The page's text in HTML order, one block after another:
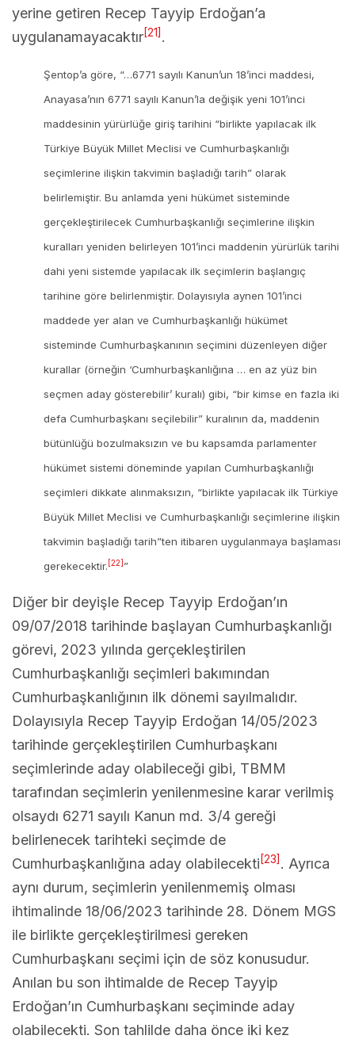
yerine getiren Recep Tayyip Erdoğan’a
uygulanamayacaktır[21] .
Şentop’a göre, “…6771 sayılı Kanun’un 18’inci maddesi,
Anayasa’nın 6771 sayılı Kanun’la değişik yeni 101’inci
maddesinin yürürlüğe giriş tarihini “birlikte yapılacak ilk
Türkiye Büyük Millet Meclisi ve Cumhurbaşkanlığı
seçimlerine ilişkin takvimin başladığı tarih” olarak
belirlemiştir. Bu anlamda yeni hükümet sisteminde
gerçekleştirilecek Cumhurbaşkanlığı seçimlerine ilişkin
kuralları yeniden belirleyen 101’inci maddenin yürürlük tarihi
dahi yeni sistemde yapılacak ilk seçimlerin başlangıç
tarihine göre belirlenmiştir. Dolayısıyla aynen 101’inci
maddede yer alan ve Cumhurbaşkanlığı hükümet
sisteminde Cumhurbaşkanının seçimini düzenleyen diğer
kurallar (örneğin ‘Cumhurbaşkanlığına … en az yüz bin
seçmen aday gösterebilir’ kuralı) gibi, “bir kimse en fazla iki
defa Cumhurbaşkanı seçilebilir” kuralının da, maddenin
bütünlüğü bozulmaksızın ve bu kapsamda parlamenter
hükümet sistemi döneminde yapılan Cumhurbaşkanlığı
seçimleri dikkate alınmaksızın, “birlikte yapılacak ilk Türkiye
Büyük Millet Meclisi ve Cumhurbaşkanlığı seçimlerine ilişkin
takvimin başladığı tarih”ten itibaren uygulanmaya başlaması
gerekecektir. [22] ”
Diğer bir deyişle Recep Tayyip Erdoğan’ın
09/07/2018 tarihinde başlayan Cumhurbaşkanlığı
görevi, 2023 yılında gerçekleştirilen
Cumhurbaşkanlığı seçimleri bakımından
Cumhurbaşkanlığının ilk dönemi sayılmalıdır.
Dolayısıyla Recep Tayyip Erdoğan 14/05/2023
tarihinde gerçekleştirilen Cumhurbaşkanı
seçimlerinde aday olabileceği gibi, TBMM
tarafından seçimlerin yenilenmesine karar verilmiş
olsaydı 6271 sayılı Kanun md. 3/4 gereği
belirlenecek tarihteki seçimde de
Cumhurbaşkanlığına aday olabilecekti [23] . Ayrıca
aynı durum, seçimlerin yenilenmemiş olması
ihtimalinde 18/06/2023 tarihinde 28. Dönem MGS
ile birlikte gerçekleştirilmesi gereken
Cumhurbaşkanı seçimi için de söz konusudur.
Anılan bu son ihtimalde de Recep Tayyip
Erdoğan’ın Cumhurbaşkanı seçiminde aday
olabilecekti. Son tahlilde daha önce iki kez